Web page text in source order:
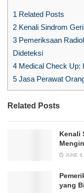
1 Related Posts
2 Kenali Sindrom
3 Pemeriksaan
Dideteksi
4 Medical Check Up:
5 Jasa Perawat
Related Posts
Kenali
JUNE
yang